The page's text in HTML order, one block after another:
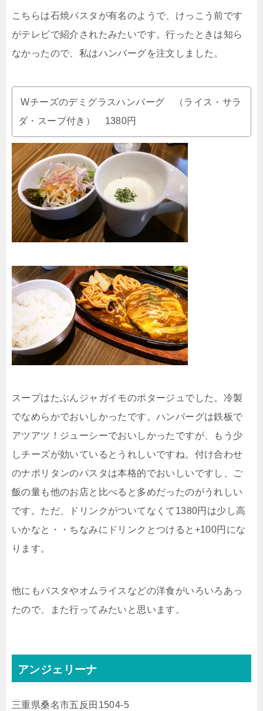
こちらは石焼パスタが有名のようで、けっこう前です
がテレビで紹介されたみたいです。行ったときは知ら
なかったので、私はハンバーグを注文しました。
Wチーズのデミグラスハンバーグ （ライス・サラ
ダ・スープ付き） 1380円
スープはたぶんジャガイモのポタージュでした。冷製
でなめらかでおいしかったです。ハンバーグは鉄板で
アツアツ！ジューシーでおいしかったですが、もう少
しチーズが効いているとうれしいですね。付け合わせ
のナポリタンのパスタは本格的でおいしいですし、ご
飯の量も他のお店と比べると多めだったのがうれしい
です。ただ、ドリンクがついてなくて1380円は少し高
いかなと・・ちなみにドリンクとつけると+100円にな
ります。
他にもパスタやオムライスなどの洋食がいろいろあっ
たので、また行ってみたいと思います。
アンジェリーナ
三重県桑名市五反田1504-5